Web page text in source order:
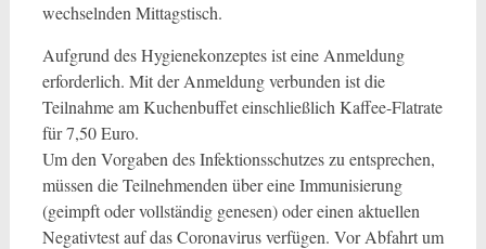
wechselnden Mittagstisch.
Aufgrund des Hygienekonzeptes ist eine Anmeldung
erforderlich. Mit der Anmeldung verbunden ist die
Teilnahme am Kuchenbuffet einschließlich Kaffee-Flatrate
für 7,50 Euro.
Um den Vorgaben des Infektionsschutzes zu entsprechen,
müssen die Teilnehmenden über eine Immunisierung
(geimpft oder vollständig genesen) oder einen aktuellen
Negativtest auf das Coronavirus verfügen. Vor Abfahrt um